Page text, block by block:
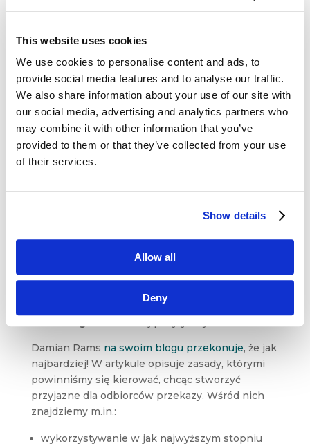
This website uses cookies
We use cookies to personalise content and ads, to
provide social media features and to analyse our traffic.
We also share information about your use of our site with
our social media, advertising and analytics partners who
may combine it with other information that you’ve
provided to them or that they’ve collected from your use
of their services.
Show details
Allow all
Deny
Działania w ramachoutbound marketingu
są zorientowane wokół tworzenia okazji
W mniemaniu wielu osób, wykorzystywane
są w tym celu przeważnie nachalne formy
reklam, a wśród nich ulotki, billboardy, reklamy
Czy da się jednak zmienić wizerunek
Damian Rams na swoim blogu przekonuje, że jak
najbardziej! W artykule opisuje zasady, którymi
powinniśmy się kierować, chcąc stworzyć
przyjazne dla odbiorców przekazy. Wśród nich
znajdziemy m.in.:
wykorzystywanie w jak najwyższym stopniu